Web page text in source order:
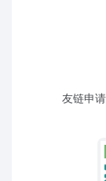
友链申请